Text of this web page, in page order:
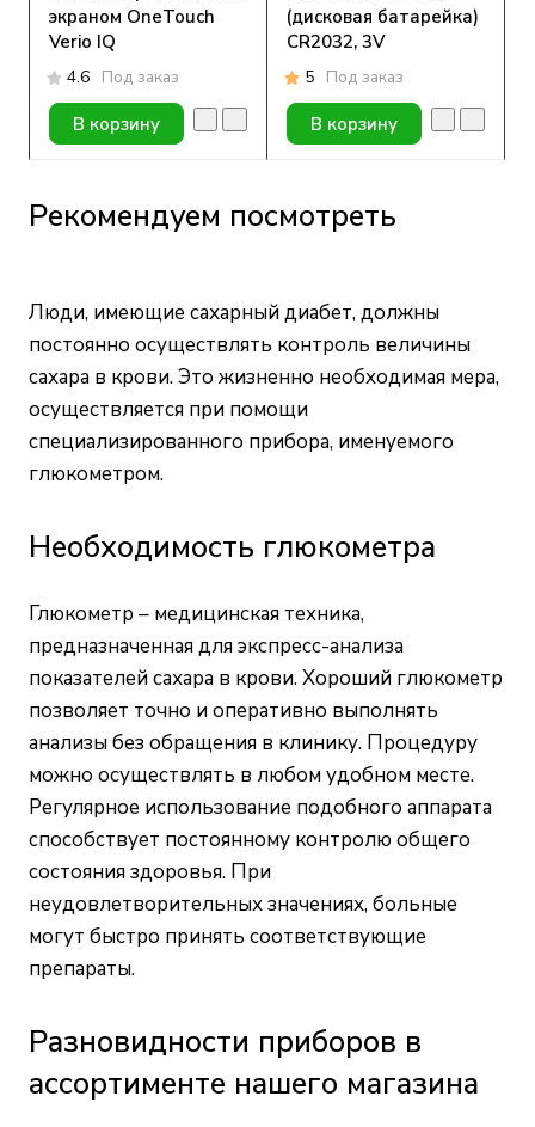
экраном OneTouch
Verio IQ
4.6 Под заказ
В корзину
(дисковая батарейка)
CR2032, 3V
5 Под заказ
В корзину
Рекомендуем посмотреть
Люди, имеющие сахарный диабет, должны
постоянно осуществлять контроль величины
сахара в крови. Это жизненно необходимая мера,
осуществляется при помощи
специализированного прибора, именуемого
глюкометром.
Необходимость глюкометра
Глюкометр – медицинская техника,
предназначенная для экспресс-анализа
показателей сахара в крови. Хороший глюкометр
позволяет точно и оперативно выполнять
анализы без обращения в клинику. Процедуру
можно осуществлять в любом удобном месте.
Регулярное использование подобного аппарата
способствует постоянному контролю общего
состояния здоровья. При
неудовлетворительных значениях, больные
могут быстро принять соответствующие
препараты.
Разновидности приборов в
ассортименте нашего магазина